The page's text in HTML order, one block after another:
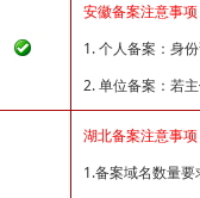
安徽备案注意事项
1. 个人备案：身
2. 单位备案：若
湖北备案注意事项
1.备案域名数量